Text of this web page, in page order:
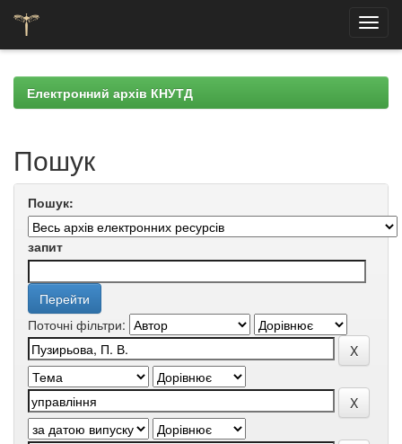
navigationЕлектронний архів КНУТД
Пошук
Пошук:
запит
Поточні фільтри: